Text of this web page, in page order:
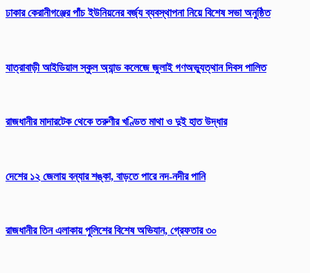
ঢাকার কেরানীগঞ্জের পাঁচ ইউনিয়নের বর্জ্য ব্যবস্থাপনা নিয়ে বিশেষ সভা অনুষ্ঠিত
যাত্রাবাড়ী আইডিয়াল স্কুল অ্যান্ড কলেজে জুলাই গণঅভ্যুত্থান দিবস পালিত
রাজধানীর মাদারটেক থেকে তরুণীর খণ্ডিত মাথা ও দুই হাত উদ্ধার
দেশের ১২ জেলায় বন্যার শঙ্কা, বাড়তে পারে নদ-নদীর পানি
রাজধানীর তিন এলাকায় পুলিশের বিশেষ অভিযান, গ্রেফতার ৩০